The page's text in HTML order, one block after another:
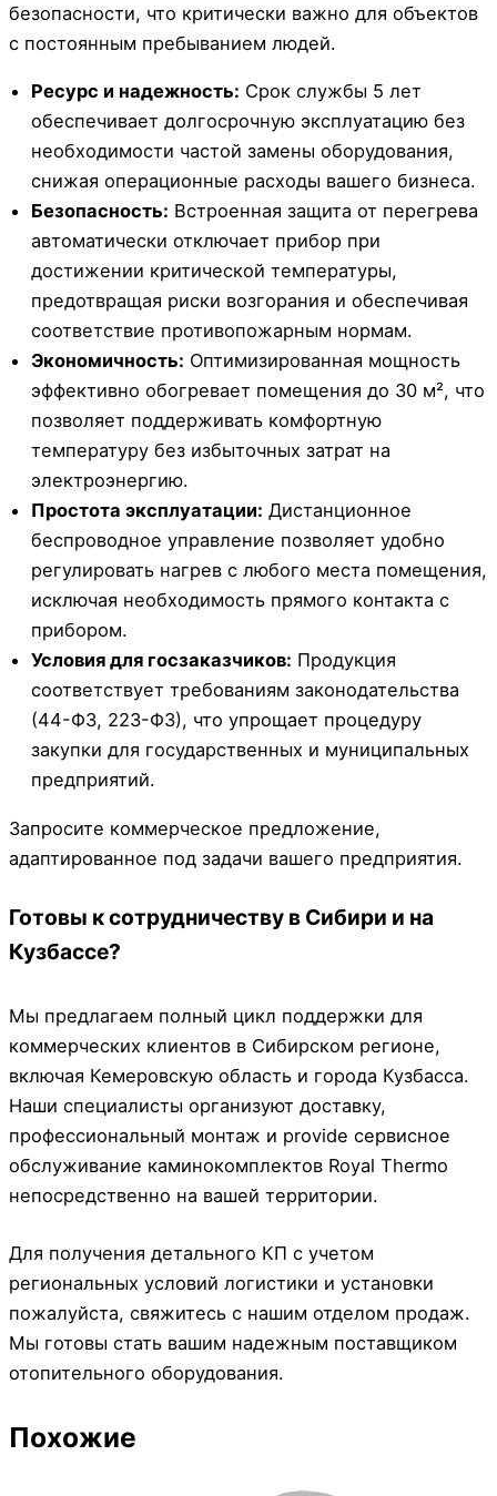
безопасности, что критически важно для объектов
с постоянным пребыванием людей.
Ресурс и надежность: Срок службы 5 лет
обеспечивает долгосрочную эксплуатацию без
необходимости частой замены оборудования,
снижая операционные расходы вашего бизнеса.
Безопасность: Встроенная защита от перегрева
автоматически отключает прибор при
достижении критической температуры,
предотвращая риски возгорания и обеспечивая
соответствие противопожарным нормам.
Экономичность: Оптимизированная мощность
эффективно обогревает помещения до 30 м², что
позволяет поддерживать комфортную
температуру без избыточных затрат на
электроэнергию.
Простота эксплуатации: Дистанционное
беспроводное управление позволяет удобно
регулировать нагрев с любого места помещения,
исключая необходимость прямого контакта с
прибором.
Условия для госзаказчиков: Продукция
соответствует требованиям законодательства
(44-ФЗ, 223-ФЗ), что упрощает процедуру
закупки для государственных и муниципальных
предприятий.
Запросите коммерческое предложение,
адаптированное под задачи вашего предприятия.
Готовы к сотрудничеству в Сибири и на
Кузбассе?
Мы предлагаем полный цикл поддержки для
коммерческих клиентов в Сибирском регионе,
включая Кемеровскую область и города Кузбасса.
Наши специалисты организуют доставку,
профессиональный монтаж и provide сервисное
обслуживание каминокомплектов Royal Thermo
непосредственно на вашей территории.
Для получения детального КП с учетом
региональных условий логистики и установки
пожалуйста, свяжитесь с нашим отделом продаж.
Мы готовы стать вашим надежным поставщиком
отопительного оборудования.
Похожие